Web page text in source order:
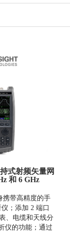
式射频矢量网
和 6 GHz
携带高精度的手
；添加 2 端口
、电缆和天线分
仪的功能；通过